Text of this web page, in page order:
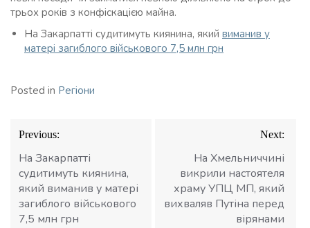
трьох років з конфіскацією майна.
На Закарпатті судитимуть киянина, який виманив у
матері загиблого військового 7,5 млн грн
Posted in Регіони
Навігація
записів
Previous:
На Закарпатті
судитимуть киянина,
який виманив у матері
загиблого військового
7,5 млн грн
Next:
На Хмельниччині
викрили настоятеля
храму УПЦ МП, який
вихваляв Путіна перед
вірянами